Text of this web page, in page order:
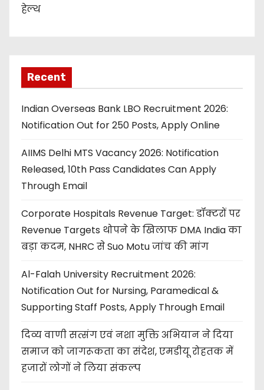
हेल्थ
Recent
Indian Overseas Bank LBO Recruitment 2026:
Notification Out for 250 Posts, Apply Online
AIIMS Delhi MTS Vacancy 2026: Notification
Released, 10th Pass Candidates Can Apply
Through Email
Corporate Hospitals Revenue Target: डॉक्टरों पर
Revenue Targets थोपने के खिलाफ DMA India का
बड़ा कदम, NHRC से Suo Motu जांच की मांग
Al-Falah University Recruitment 2026:
Notification Out for Nursing, Paramedical &
Supporting Staff Posts, Apply Through Email
दिव्य वाणी सत्संग एवं नशा मुक्ति अभियान ने दिया
समाज को जागरूकता का संदेश, एमडीयू रोहतक में
हजारों लोगों ने लिया संकल्प